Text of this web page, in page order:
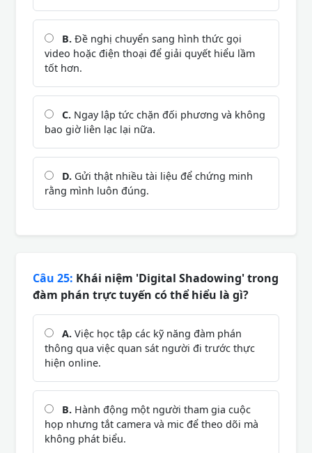
B. Đề nghị chuyển sang hình thức gọi
video hoặc điện thoại để giải quyết hiểu lầm
tốt hơn.
C. Ngay lập tức chặn đối phương và không
bao giờ liên lạc lại nữa.
D. Gửi thật nhiều tài liệu để chứng minh
rằng mình luôn đúng.
Câu 25: Khái niệm 'Digital Shadowing' trong
đàm phán trực tuyến có thể hiểu là gì?
A. Việc học tập các kỹ năng đàm phán
thông qua việc quan sát người đi trước thực
hiện online.
B. Hành động một người tham gia cuộc
họp nhưng tắt camera và mic để theo dõi mà
không phát biểu.